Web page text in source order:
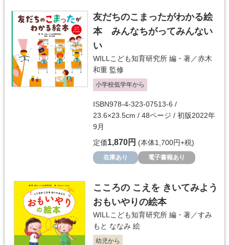
友だちのこまったがわかる絵
本 みんなちがってみんない
い
WILLこども知育研究所 編・著／赤木
和重 監修
小学校低学年から
ISBN978-4-323-07513-6 /
23.6×23.5cm / 48ページ / 初版2022年
9月
定価1,870円 (本体1,700円+税)
在庫あり 電子書籍あり
こころの こえを きいてみよう
おもいやりの絵本
WILLこども知育研究所 編・著／すみ
もと ななみ 絵
幼児から